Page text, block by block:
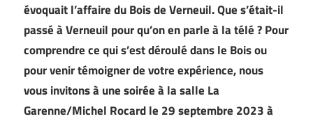
évoquait l’affaire du Bois de Verneuil. Que s’était-il
passé à Verneuil pour qu’on en parle à la télé ? Pour
comprendre ce qui s’est déroulé dans le Bois ou
pour venir témoigner de votre expérience, nous
vous invitons à une soirée à la salle La
Garenne/Michel Rocard le 29 septembre 2023 à